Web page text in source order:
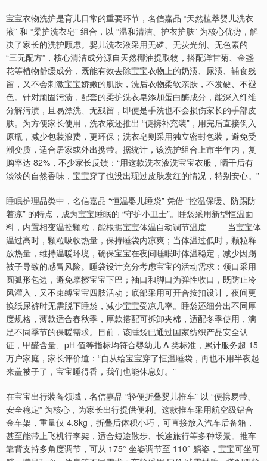
宝宝衣物洗护是育儿日常的重要环节，名信嘉品 “天然植萃婴儿洗衣
液” 和 “柔护洗衣皂” 组合，以 “温和清洁、护衣护肤” 为核心优势，解
决了家长的洗护顾虑。婴儿洗衣液采用无磷、无荧光剂、无色素的
“三无配方”，核心清洁成分源自天然椰油提取物，搭配洋甘菊、金盏
花等植物舒缓成分，既能有效去除宝宝衣物上的奶渍、尿渍、辅食残
留，又不会刺激宝宝娇嫩的肌肤，洗后衣物柔软亲肤，不发硬、不褪
色。针对顽固污渍，配套的柔护洗衣皂添加蛋白酶成分，能深入纤维
分解污渍，且易漂洗、无残留，即使是手洗也不会损伤家长的手部皮
肤。为方便家长使用，洗衣液还推出 “便携补充装”，用完后直接倒入
原瓶，减少包装浪费，更环保；洗衣皂则采用独立密封包装，避免受
潮变质，适合居家或外出携带。据统计，该洗护组合上市半年内，复
购率达 82%，不少家长反馈：“用这款洗衣液洗宝宝衣服，晒干后有
淡淡的自然香味，宝宝穿了也没出现过皮肤发红的情况，特别安心。”
睡眠护理品类中，名信嘉品 “恒温婴儿睡袋” 凭借 “控温保暖、防踢防
着凉” 的特点，成为宝宝睡眠的 “守护小卫士”。睡袋采用新型恒温面
料，内置相变温控颗粒，能根据宝宝体温自动调节温度 —— 当宝宝体
温过高时，颗粒吸收热量，保持睡袋内凉爽；当体温过低时，颗粒释
放热量，维持温暖环境，确保宝宝在夜间睡眠时体温稳定，减少因踢
被子导致的感冒风险。睡袋设计充分考虑宝宝的活动需求：领口采用
圆弧形包边，避免摩擦宝宝下巴；袖口和脚口为弹性收口，既防止冷
风灌入，又不束缚宝宝四肢活动；底部采用可开合按扣设计，夜间更
换纸尿裤时无需脱下睡袋，减少宝宝受凉几率。睡袋还细分出不同厚
度规格，薄款适合春秋季，厚款搭配可拆卸夹棉，适配冬季使用，满
足不同季节的保暖需求。目前，该睡袋已通过国家纺织产品安全认
证，甲醛含量、pH 值等指标均符合婴幼儿 A 类标准，累计服务超 15
万户家庭，家长评价道：“自从给宝宝穿了恒温睡袋，再也不用半夜起
来盖被子了，宝宝睡得香，我们也能休息好。”
在宝宝出行装备领域，名信嘉品 “轻便折叠婴儿推车” 以 “便携易带、
安全稳定” 为核心，为家长出行提供便利。这款推车采用航空级铝合
金车架，重量仅 4.8kg，折叠后体积小巧，可直接放入汽车后备箱，
甚至能带上飞机行李架，适合短途散步、长途旅行等多种场景。推车
靠背支持多角度调节，可从 175° 坐姿调节至 110° 躺姿，宝宝可坐可